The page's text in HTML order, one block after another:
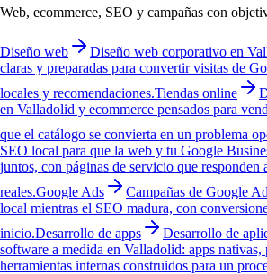
Web, ecommerce, SEO y campañas con
Diseño web
Diseño web corporativo en
claras y preparadas para convertir visitas de
locales y recomendaciones.Tiendas online
en Valladolid y ecommerce pensados para
que el catálogo se convierta en un problema
SEO local para que la web y tu Google
juntos, con páginas de servicio que responden
reales.Google Ads
Campañas de Google
local mientras el SEO madura, con
inicio.Desarrollo de apps
Desarrollo de
software a medida en Valladolid: apps nativas,
herramientas internas construidos para un